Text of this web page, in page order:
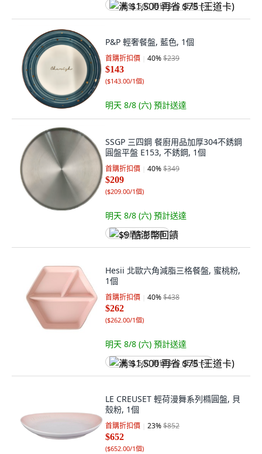
满 $1,500 再省 $75 (王道卡)
P&P 輕奢餐盤, 藍色, 1個
首購折扣價 40%$239
$143
($143.00/1個)
明天 8/8 (六) 預計送達
SSGP 三四鋼 餐廚用品加厚304不銹鋼
圓盤平盤 E153, 不銹鋼, 1個
首購折扣價 40%$349
$209
($209.00/1個)
明天 8/8 (六) 預計送達
$9 酷澎幣回饋
Hesii 北歐六角減脂三格餐盤, 蜜桃粉,
1個
首購折扣價 40%$438
$262
($262.00/1個)
明天 8/8 (六) 預計送達
满 $1,500 再省 $75 (王道卡)
LE CREUSET 輕荷漫舞系列橢圓盤, 貝
殼粉, 1個
首購折扣價 23%$852
$652
($652.00/1個)